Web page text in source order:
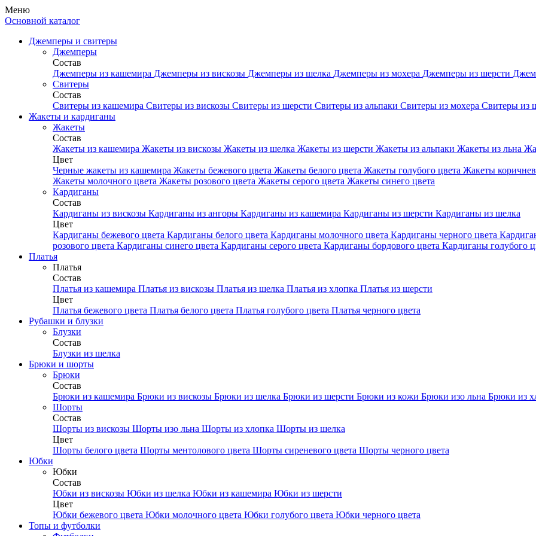
Меню
Основной каталог
Джемперы и свитеры
Джемперы
Состав
Джемперы из кашемира Джемперы из вискозы Джемперы из шелка Джемперы из мохера Джемперы из шерсти
Свитеры
Состав
Свитеры из кашемира Свитеры из вискозы Свитеры из шерсти Свитеры из альпаки Свитеры из мохера Свитеры из
Жакеты и кардиганы
Жакеты
Состав
Жакеты из кашемира Жакеты из вискозы Жакеты из шелка Жакеты из шерсти Жакеты из альпаки Жакеты из льна
Цвет
Черные жакеты из кашемира Жакеты бежевого цвета Жакеты белого цвета Жакеты голубого цвета Жакеты
Жакеты молочного цвета Жакеты розового цвета Жакеты серого цвета Жакеты синего цвета
Кардиганы
Состав
Кардиганы из вискозы Кардиганы из ангоры Кардиганы из кашемира Кардиганы из шерсти Кардиганы из шелка
Цвет
Кардиганы бежевого цвета Кардиганы белого цвета Кардиганы молочного цвета Кардиганы черного цвета
розового цвета Кардиганы синего цвета Кардиганы серого цвета Кардиганы бордового цвета Кардиганы голубого
Платья
Платья
Состав
Платья из кашемира Платья из вискозы Платья из шелка Платья из хлопка Платья из шерсти
Цвет
Платья бежевого цвета Платья белого цвета Платья голубого цвета Платья черного цвета
Рубашки и блузки
Блузки
Состав
Блузки из шелка
Брюки и шорты
Брюки
Состав
Брюки из кашемира Брюки из вискозы Брюки из шелка Брюки из шерсти Брюки из кожи Брюки изо льна Брюки из
Шорты
Состав
Шорты из вискозы Шорты изо льна Шорты из хлопка Шорты из шелка
Цвет
Шорты белого цвета Шорты ментолового цвета Шорты сиреневого цвета Шорты черного цвета
Юбки
Юбки
Состав
Юбки из вискозы Юбки из шелка Юбки из кашемира Юбки из шерсти
Цвет
Юбки бежевого цвета Юбки молочного цвета Юбки голубого цвета Юбки черного цвета
Топы и футболки